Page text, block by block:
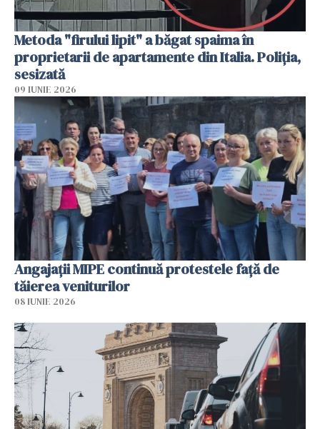
Metoda "firului lipit" a băgat spaima în
proprietarii de apartamente din Italia. Poliția,
sesizată
09 IUNIE 2026
Angajaţii MIPE continuă protestele faţă de
tăierea veniturilor
08 IUNIE 2026